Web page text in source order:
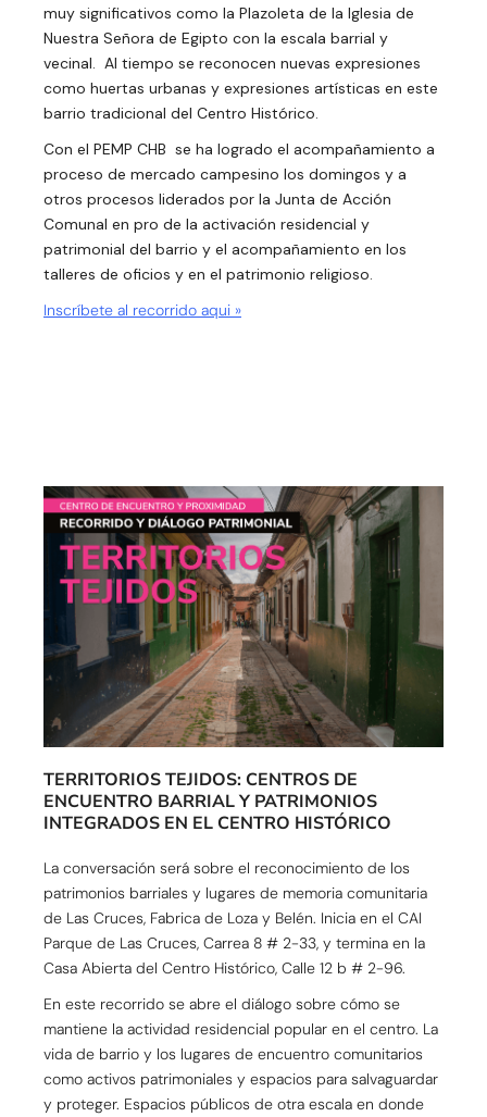
muy significativos como la Plazoleta de la Iglesia de
Nuestra Señora de Egipto con la escala barrial y
vecinal. Al tiempo se reconocen nuevas expresiones
como huertas urbanas y expresiones artísticas en este
barrio tradicional del Centro Histórico.
Con el PEMP CHB se ha logrado el acompañamiento a
proceso de mercado campesino los domingos y a
otros procesos liderados por la Junta de Acción
Comunal en pro de la activación residencial y
patrimonial del barrio y el acompañamiento en los
talleres de oficios y en el patrimonio religioso.
Inscríbete al recorrido aqui »
TERRITORIOS TEJIDOS: CENTROS DE
ENCUENTRO BARRIAL Y PATRIMONIOS
INTEGRADOS EN EL CENTRO HISTÓRICO
La conversación será sobre el reconocimiento de los
patrimonios barriales y lugares de memoria comunitaria
de Las Cruces, Fabrica de Loza y Belén. Inicia en el CAI
Parque de Las Cruces, Carrea 8 # 2-33, y termina en la
Casa Abierta del Centro Histórico, Calle 12 b # 2-96.
En este recorrido se abre el diálogo sobre cómo se
mantiene la actividad residencial popular en el centro. La
vida de barrio y los lugares de encuentro comunitarios
como activos patrimoniales y espacios para salvaguardar
y proteger. Espacios públicos de otra escala en donde